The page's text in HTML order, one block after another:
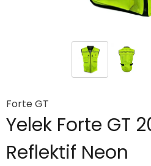
Forte GT
Yelek Forte GT
Reflektif Neon